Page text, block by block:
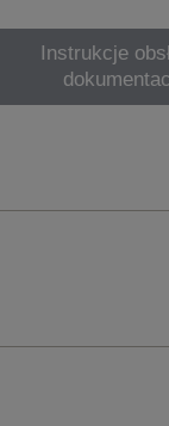
Instrukcje